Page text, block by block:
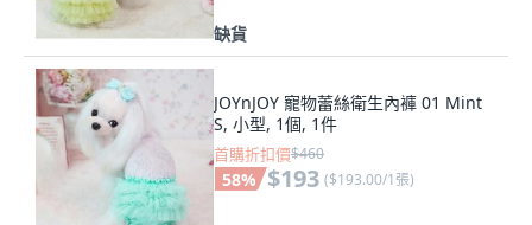
缺貨
JOYnJOY 寵物蕾絲衛生內褲 01 Mint
S, 小型, 1個, 1件
首購折扣價$460
58% $193 ($193.00/1張)